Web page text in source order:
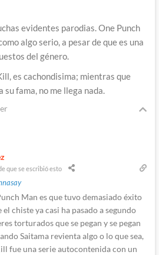
evidentes parodias. One Punch
algo serio, a pesar de que es una
del género.
es cachondisima; mientras que
su fama, no me llega nada.
que se escribió esto
Man es que tuvo demasiado éxito
chiste ya casi ha pasado a segundo
torturados que se pegan y se pegan
Saitama revienta algo o lo que sea,
fue una serie autocontenida con un